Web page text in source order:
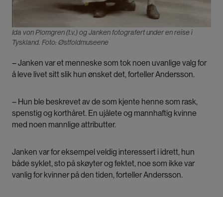
Ida von Plomgren (t.v.) og Janken fotografert under en reise i
Tyskland. Foto: Østfoldmuseene
– Janken var et menneske som tok noen uvanlige valg for
å leve livet sitt slik hun ønsket det, forteller Andersson.
– Hun ble beskrevet av de som kjente henne som rask,
spenstig og korthåret. En ujålete og mannhaftig kvinne
med noen mannlige attributter.
Janken var for eksempel veldig interessert i idrett, hun
både syklet, sto på skøyter og fektet, noe som ikke var
vanlig for kvinner på den tiden, forteller Andersson.